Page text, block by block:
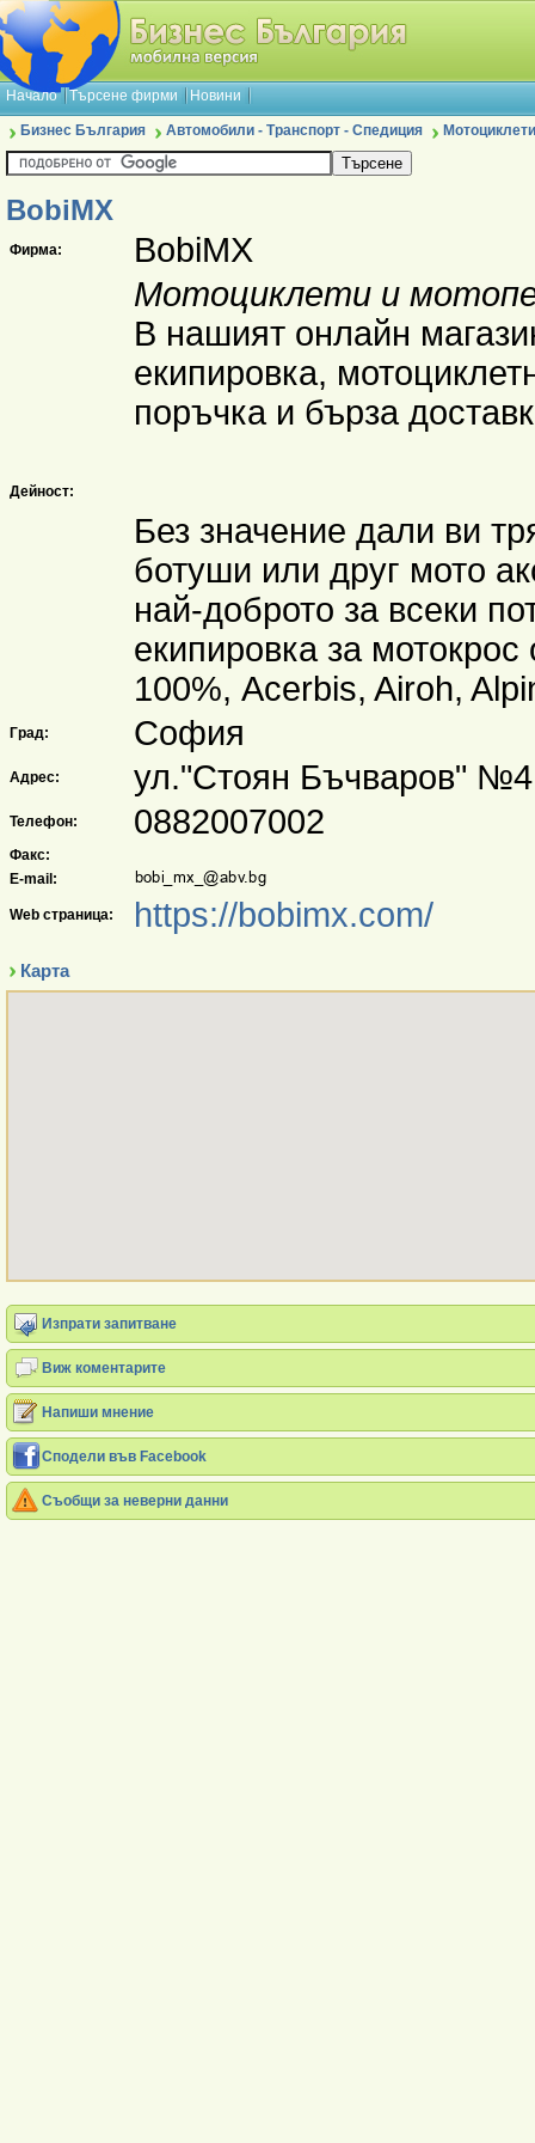
Начало Търсене фирми Новини
Бизнес България Автомобили - Транспорт - Спедиция
BobiMX
Фирма: BobiMX
Дейност:
Мотоциклети и
В нашият онлайн
екипировка,
поръчка и бърза
Без значение дали ви
ботуши или друг мото
най-доброто за всеки
екипировка за мотокрос
100%, Acerbis, Airoh,
Град: София
Адрес: ул."Стоян Бъчваров" №4
Телефон: 0882007002
Факс:
E-mail:
Web страница: https://bobimx.com/
Карта
Изпрати запитване
Виж коментарите
Напиши мнение
Сподели във Facebook
Съобщи за неверни данни